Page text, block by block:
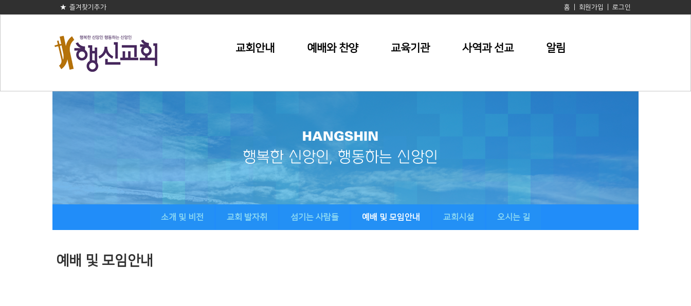
★ 즐겨찾기추가 홈 회원가입 로그인
교회안내 예배와 찬양 교육기관 사역과 선교 알림
소개 및 비전 교회 발자취 섬기는 사람들 예배 및 모임안내 교회시설 오시는 길
예배 및 모임안내